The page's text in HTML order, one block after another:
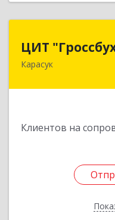
ЦИТ
Карасук
Клиентов на
632861,